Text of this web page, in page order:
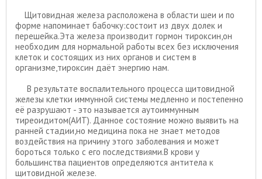
Щитовидная железа расположена в области шеи и по
форме напоминает бабочку:состоит из двух долек и
перешейка.Эта железа производит гормон тироксин,он
необходим для нормальной работы всех без исключения
клеток и состоящих из них органов и систем в
организме,тироксин даёт энергию нам.
В результате воспалительного процесса щитовидной
железы клетки иммунной системы медленно и постепенно
её разрушают - это называется аутоиммунным
тиреоидитом(АИТ). Данное состояние можно выявить на
ранней стадии,но медицина пока не знает методов
воздействия на причину этого заболевания и может
бороться только с его последствиями.В крови у
большинства пациентов определяются антитела к
щитовидной железе.